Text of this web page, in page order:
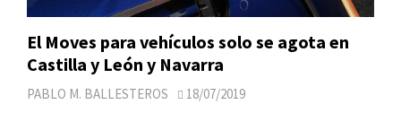
El Moves para vehículos solo se agota en
Castilla y León y Navarra
PABLO M. BALLESTEROS 18/07/2019